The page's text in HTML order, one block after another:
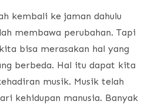
kembali ke jaman dahulu
membawa perubahan. Tapi
bisa merasakan hal yang
berbeda. Hal itu dapat kita
musik. Musik telah
kehidupan manusia. Banyak